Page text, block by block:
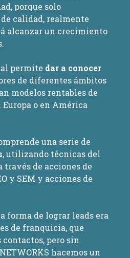
porque solo
calidad, realmente
alcanzar un crecimiento
permite dar a conocer
de diferentes ámbitos
modelos rentables de
o en América
una serie de
, utilizando técnicas del
de acciones de
y SEM y acciones de
forma de lograr leads era
de franquicia, que
pero sin
hacemos un